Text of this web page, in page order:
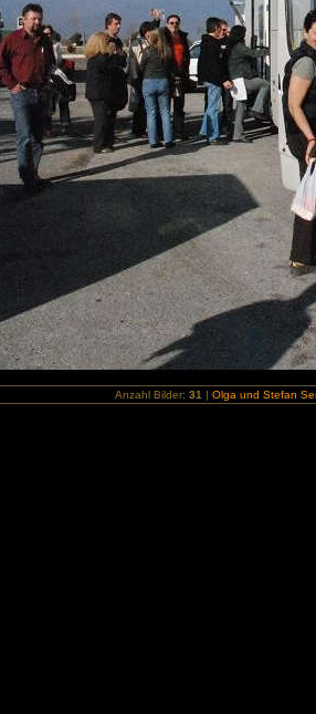
Anzahl Bilder: 31 | Olga und Stefan